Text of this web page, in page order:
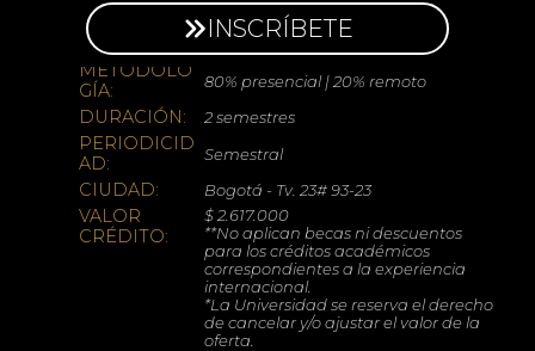
INSCRÍBETE
CÓDIGO
SNIES:
105712
METODOLO
GÍA:
80% presencial | 20% remoto
DURACIÓN: 2 semestres
PERIODICID
AD:
Semestral
CIUDAD: Bogotá - Tv. 23# 93-23
VALOR
CRÉDITO:
$ 2.617.000
**No aplican becas ni descuentos
para los créditos académicos
correspondientes a la experiencia
internacional.
*La Universidad se reserva el derecho
de cancelar y/o ajustar el valor de la
oferta.